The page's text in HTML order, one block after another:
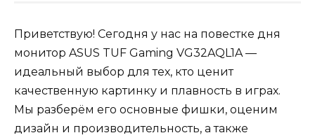
Приветствую! Сегодня у нас на повестке дня
монитор ASUS TUF Gaming VG32AQL1A —
идеальный выбор для тех, кто ценит
качественную картинку и плавность в играх.
Мы разберём его основные фишки, оценим
дизайн и производительность, а также